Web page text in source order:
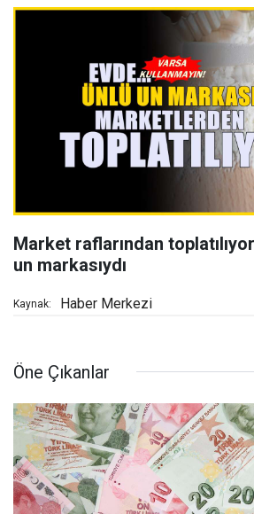
Market raflarından
un markasıydı
Kaynak: Haber Merkezi
Öne Çıkanlar